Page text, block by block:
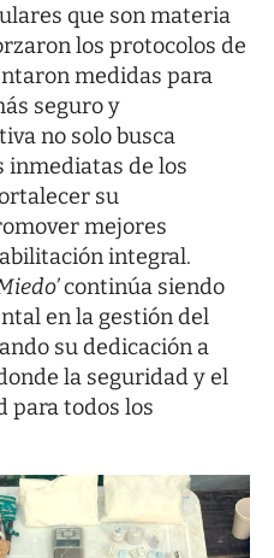
que son materia
los protocolos de
medidas para
seguro y
no solo busca
inmediatas de los
su
mejores
integral.
continúa siendo
en la gestión del
su dedicación a
la seguridad y el
para todos los